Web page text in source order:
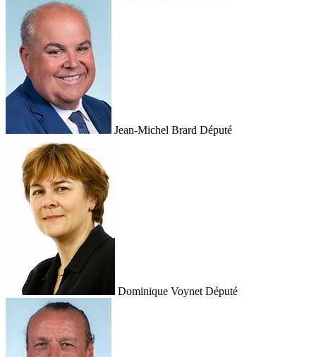
Jean-Michel Brard Député
Dominique Voynet Député